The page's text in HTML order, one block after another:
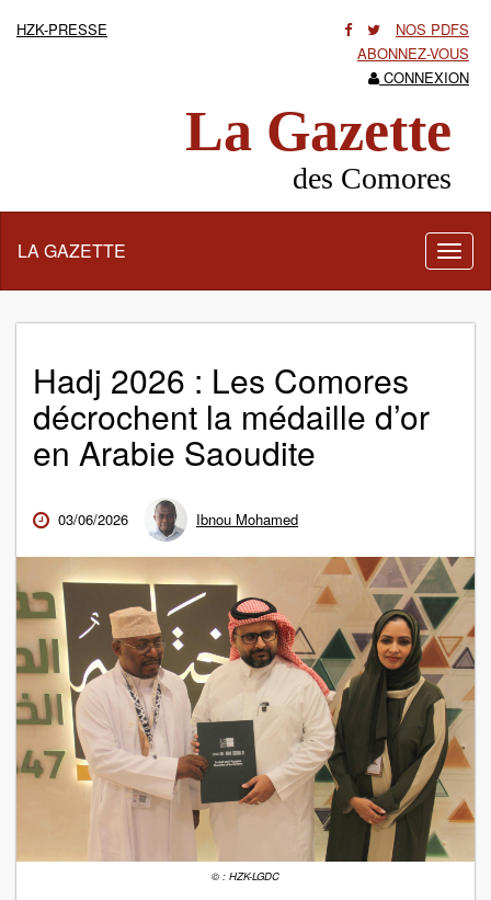
HZK-PRESSE
NOS PDFS
ABONNEZ-VOUS
CONNEXION
La Gazette
des Comores
la
LA GAZETTE
Hadj 2026 : Les Comores
décrochent la médaille d’or
en Arabie Saoudite
03/06/2026 Ibnou Mohamed
© : HZK-LGDC